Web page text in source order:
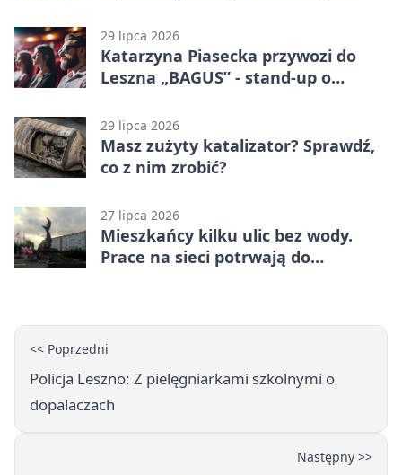
29 lipca 2026
Katarzyna Piasecka przywozi do
Leszna „BAGUS” - stand-up o
29 lipca 2026
Masz zużyty katalizator? Sprawdź,
co z nim zrobić?
27 lipca 2026
Mieszkańcy kilku ulic bez wody.
Prace na sieci potrwają do
<< Poprzedni
Policja Leszno: Z pielęgniarkami szkolnymi o
dopalaczach
Następny >>